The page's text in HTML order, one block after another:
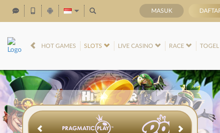
MASUK
HOT GAMES SLOTS LIVE CASINO RACE
IDR